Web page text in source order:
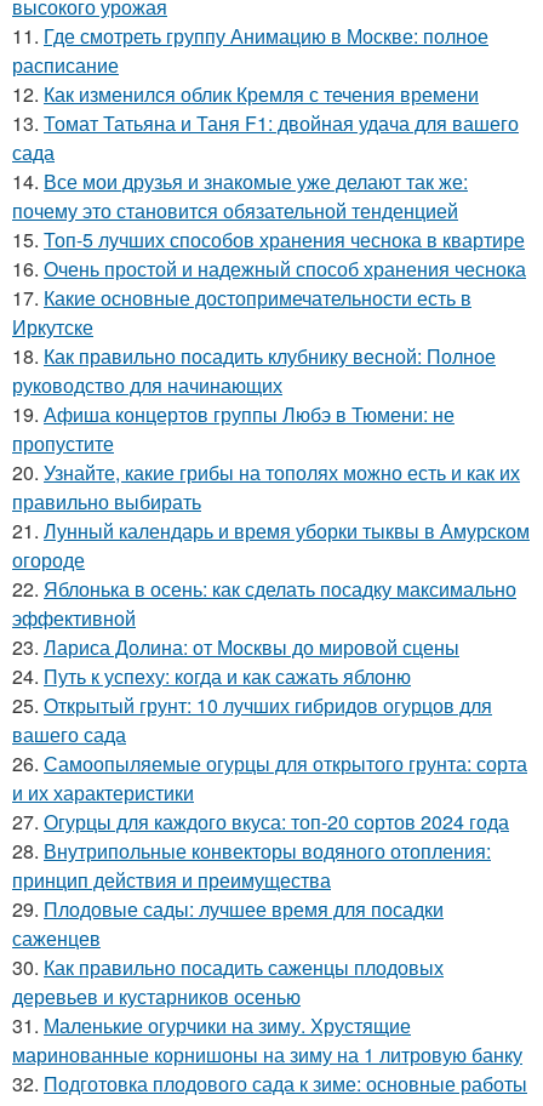
высокого урожая
11. Где смотреть группу Анимацию в Москве: полное
расписание
12. Как изменился облик Кремля с течения времени
13. Томат Татьяна и Таня F1: двойная удача для вашего
сада
14. Все мои друзья и знакомые уже делают так же:
почему это становится обязательной тенденцией
15. Топ-5 лучших способов хранения чеснока в квартире
16. Очень простой и надежный способ хранения чеснока
17. Какие основные достопримечательности есть в
Иркутске
18. Как правильно посадить клубнику весной: Полное
руководство для начинающих
19. Афиша концертов группы Любэ в Тюмени: не
пропустите
20. Узнайте, какие грибы на тополях можно есть и как их
правильно выбирать
21. Лунный календарь и время уборки тыквы в Амурском
огороде
22. Яблонька в осень: как сделать посадку максимально
эффективной
23. Лариса Долина: от Москвы до мировой сцены
24. Путь к успеху: когда и как сажать яблоню
25. Открытый грунт: 10 лучших гибридов огурцов для
вашего сада
26. Самоопыляемые огурцы для открытого грунта: сорта
и их характеристики
27. Огурцы для каждого вкуса: топ-20 сортов 2024 года
28. Внутрипольные конвекторы водяного отопления:
принцип действия и преимущества
29. Плодовые сады: лучшее время для посадки
саженцев
30. Как правильно посадить саженцы плодовых
деревьев и кустарников осенью
31. Маленькие огурчики на зиму. Хрустящие
маринованные корнишоны на зиму на 1 литровую банку
32. Подготовка плодового сада к зиме: основные работы